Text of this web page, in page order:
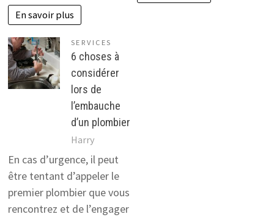
En savoir plus
SERVICES
6 choses à
considérer
lors de
l’embauche
d’un plombier
Harry
En cas d’urgence, il peut
être tentant d’appeler le
premier plombier que vous
rencontrez et de l’engager